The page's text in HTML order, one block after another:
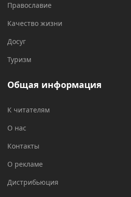
Православие
Качество жизни
Досуг
Туризм
Общая информация
К читателям
О нас
Контакты
О рекламе
Дистрибьюция